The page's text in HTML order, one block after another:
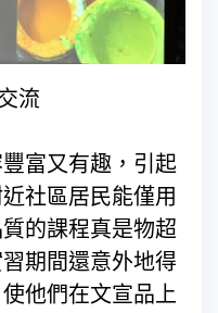
流
富又有趣，引起
社區居民能僅用
的課程真是物超
期間還意外地得
他們在文宣品上